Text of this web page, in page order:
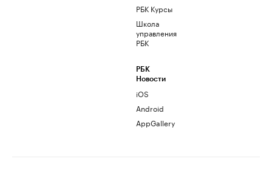
РБК Курсы
Школа
управления
РБК
РБК
Новости
iOS
Android
AppGallery